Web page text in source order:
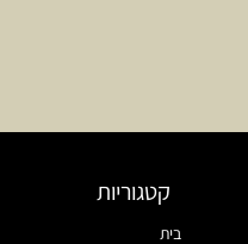
קטגוריות
בית